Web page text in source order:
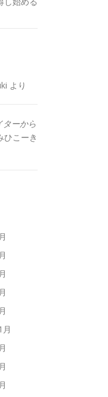
より
ターから
ひこーき